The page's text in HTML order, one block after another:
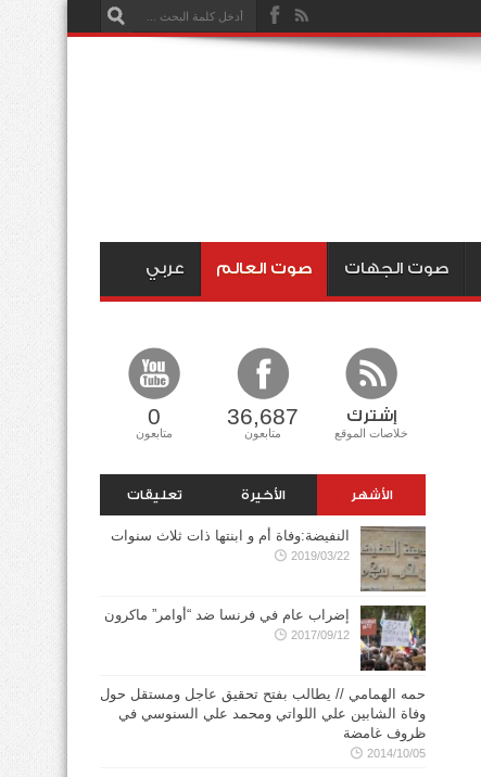
صوت الجهات صوت العالم عربي
إشترك
خلاصات الموقع
36,687
متابعون
0
متابعون
الأشهر الأخيرة تعليقات
النفيضة:وفاة أم و ابنتها ذات ثلاث سنوات
2019/03/22
إضراب عام في فرنسا ضد “أوامر” ماكرون
2017/09/12
حمه الهمامي // يطالب بفتح تحقيق عاجل ومستقل حول
وفاة الشابين علي اللواتي ومحمد علي السنوسي في
ظروف غامضة
2014/10/05